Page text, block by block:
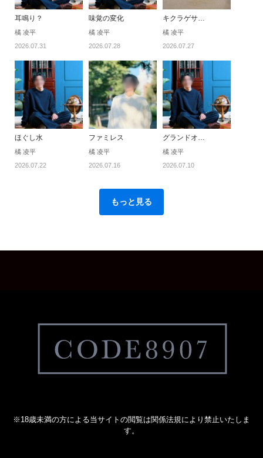
耳鳴り？
橘 凌平
2026.07.31
味覚の変化
橘 凌平
2026.07.28
キクラゲサ…
橘 凌平
2026.07.27
ほぐし水
橘 凌平
2026.07.22
ファミレス
橘 凌平
2026.07.16
グランドオ…
橘 凌平
2026.07.10
もっと見る
※18歳未満の方による当サイトの閲覧は関係法規により禁止いたしま
す。